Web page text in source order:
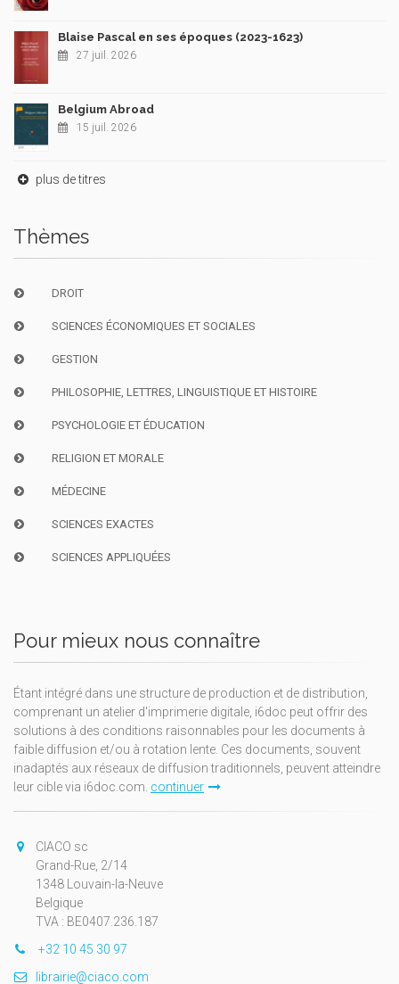
Blaise Pascal en ses époques (2023-1623)
27 juil. 2026
Belgium Abroad
15 juil. 2026
plus de titres
Thèmes
DROIT
SCIENCES ÉCONOMIQUES ET SOCIALES
GESTION
PHILOSOPHIE, LETTRES, LINGUISTIQUE ET HISTOIRE
PSYCHOLOGIE ET ÉDUCATION
RELIGION ET MORALE
MÉDECINE
SCIENCES EXACTES
SCIENCES APPLIQUÉES
Pour mieux nous connaître
Étant intégré dans une structure de production et de distribution,
comprenant un atelier d'imprimerie digitale, i6doc peut offrir des
solutions à des conditions raisonnables pour les documents à
faible diffusion et/ou à rotation lente. Ces documents, souvent
inadaptés aux réseaux de diffusion traditionnels, peuvent atteindre
leur cible via i6doc.com. continuer
CIACO sc
Grand-Rue, 2/14
1348 Louvain-la-Neuve
Belgique
TVA : BE0407.236.187
+32 10 45 30 97
librairie@ciaco.com